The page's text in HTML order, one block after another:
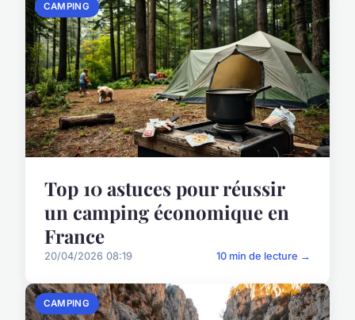
CAMPING
Top 10 astuces pour réussir
un camping économique en
France
20/04/2026 08:19 10 min de lecture →
CAMPING